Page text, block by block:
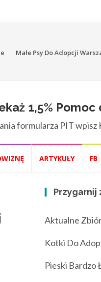
Małe Psy Do Adopcji
1,5%
formularza PIT wpisz
ARTYKUŁY FB
Przygarnij
Aktualne
Kotki Do
Pieski Bardzo